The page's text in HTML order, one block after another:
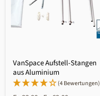
VanSpace Aufstell-Stangen
aus Aluminium
(4 Bewertungen)